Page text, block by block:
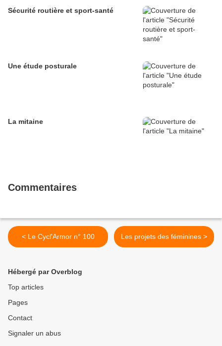
Sécurité routière et sport-santé
Une étude posturale
La mitaine
Commentaires
< Le Cycl'Armor n° 100 Les projets des féminines >
Hébergé par Overblog
Top articles
Pages
Contact
Signaler un abus